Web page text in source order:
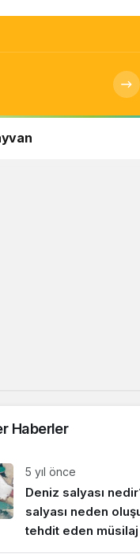
Haberler
5 yıl önce
Deniz salyası
salyası neden
tehdit eden